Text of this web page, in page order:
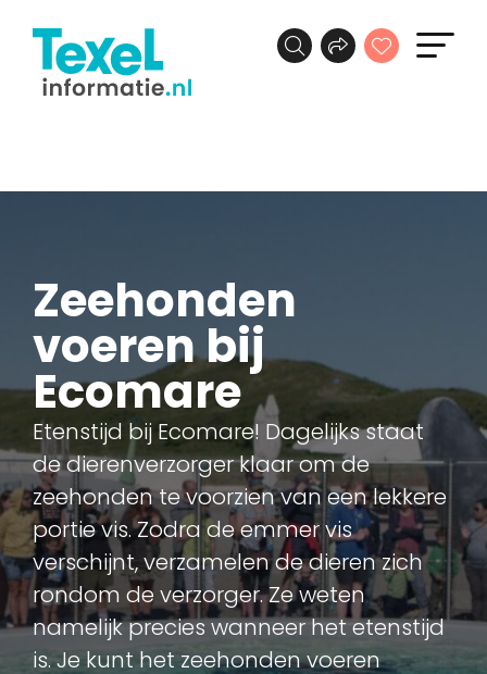
Zeehonden
voeren bij
Ecomare
Etenstijd bij Ecomare! Dagelijks staat
de dierenverzorger klaar om de
zeehonden te voorzien van een lekkere
portie vis. Zodra de emmer vis
verschijnt, verzamelen de dieren zich
rondom de verzorger. Ze weten
namelijk precies wanneer het etenstijd
is. Je kunt het zeehonden voeren